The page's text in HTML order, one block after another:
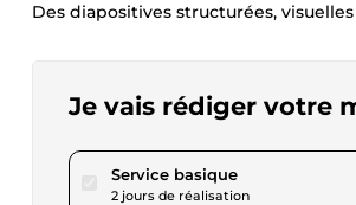
Des diapositives structurées,
Je vais rédiger votre
Service basiquepour 17,34 $US
2 jours de réalisation